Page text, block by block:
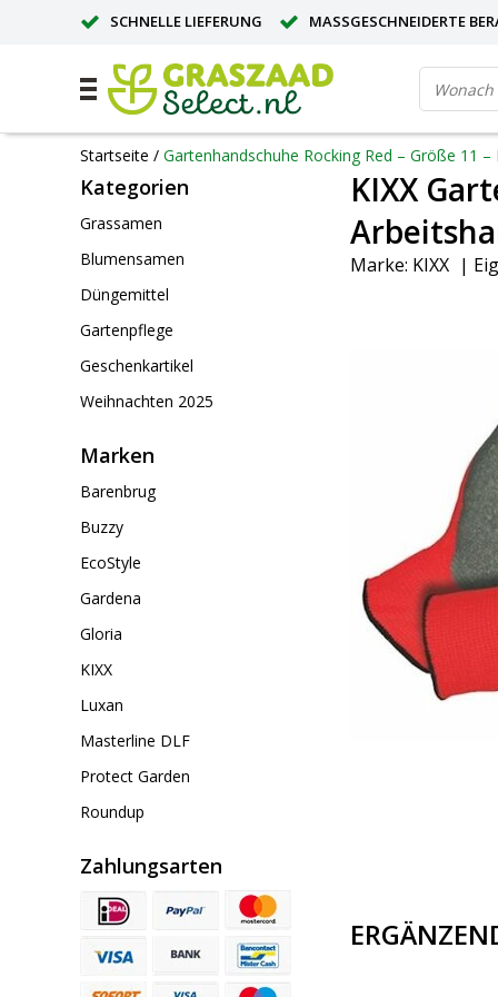
SCHNELLE LIEFERUNG MASSGESCHNEIDERTE
GROSSE MENGE? ANGEBOT ANFORDERN
Startseite / Gartenhandschuhe Rocking Red – Größe 11
Kategorien
Grassamen
Blumensamen
Düngemittel
Gartenpflege
Geschenkartikel
Weihnachten 2025
Marken
Barenbrug
Buzzy
EcoStyle
Gardena
Gloria
KIXX
Luxan
Masterline DLF
Protect Garden
Roundup
Zahlungsarten
KIXX
Marke: KIXX |